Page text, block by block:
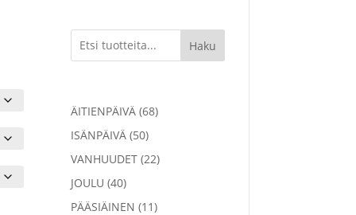
Haku
ÄITIENPÄIVÄ 6868
ISÄNPÄIVÄ 5050
tuotetta
VANHUUDET 2222
JOULU 4040
tuotetta
PÄÄSIÄINEN 1111